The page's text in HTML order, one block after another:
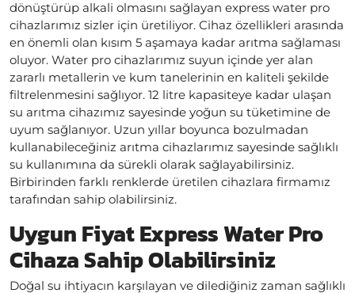
dönüştürüp alkali olmasını sağlayan express water pro
cihazlarımız sizler için üretiliyor. Cihaz özellikleri arasında
en önemli olan kısım 5 aşamaya kadar arıtma sağlaması
oluyor. Water pro cihazlarımız suyun içinde yer alan
zararlı metallerin ve kum tanelerinin en kaliteli şekilde
filtrelenmesini sağlıyor. 12 litre kapasiteye kadar ulaşan
su arıtma cihazımız sayesinde yoğun su tüketimine de
uyum sağlanıyor. Uzun yıllar boyunca bozulmadan
kullanabileceğiniz arıtma cihazlarımız sayesinde sağlıklı
su kullanımına da sürekli olarak sağlayabilirsiniz.
Birbirinden farklı renklerde üretilen cihazlara firmamız
tarafından sahip olabilirsiniz.
Uygun Fiyat Express Water Pro
Cihaza Sahip Olabilirsiniz
Doğal su ihtiyacın karşılayan ve dilediğiniz zaman sağlıklı